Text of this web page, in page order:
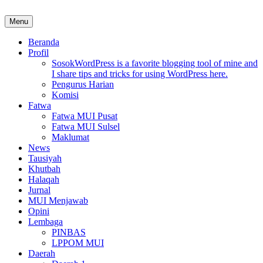
to
content
MUI Sulawesi Selatan
Khadimul Ummah wa Shadiqul Hukuuma
Menu
Beranda
Profil
SosokWordPress is a favorite blogging tool of mine and
I share tips and tricks for using WordPress here.
Pengurus Harian
Komisi
Fatwa
Fatwa MUI Pusat
Fatwa MUI Sulsel
Maklumat
News
Tausiyah
Khutbah
Halaqah
Jurnal
MUI Menjawab
Opini
Lembaga
PINBAS
LPPOM MUI
Daerah